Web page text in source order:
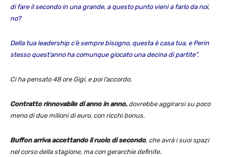
di fare il secondo in una grande, a questo punto vieni a farlo da noi,
no?
Della tua leadership c’è sempre bisogno, questa è casa tua, e Perin
stesso quest’anno ha comunque giocato una decina di partite”.
Ci ha pensato 48 ore Gigi, e poi l’accordo.
Contratto rinnovabile di anno in anno,dovrebbe aggirarsi su poco
meno di due milioni di euro, con ricchi bonus.
Buffon arriva accettando il ruolo di secondo, che avrà i suoi spazi
nel corso della stagione, ma con gerarchie definite.